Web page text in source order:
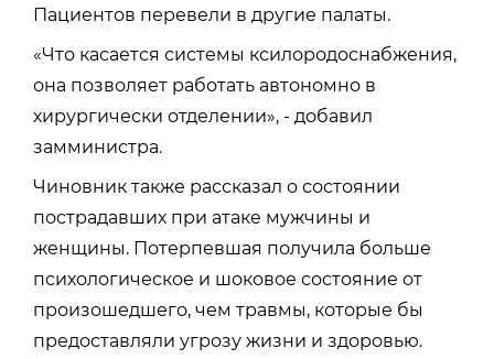
Пациентов перевели в другие палаты.
«Что касается системы ксилородоснабжения,
она позволяет работать автономно в
хирургически отделении», - добавил
замминистра.
Чиновник также рассказал о состоянии
пострадавших при атаке мужчины и
женщины. Потерпевшая получила больше
психологическое и шоковое состояние от
произошедшего, чем травмы, которые бы
предоставляли угрозу жизни и здоровью.